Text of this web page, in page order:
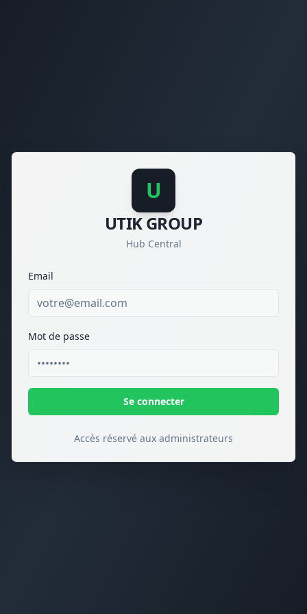
U
UTIK GROUP
Hub Central
Email
Mot de passe
Se connecter
Accès réservé aux administrateurs